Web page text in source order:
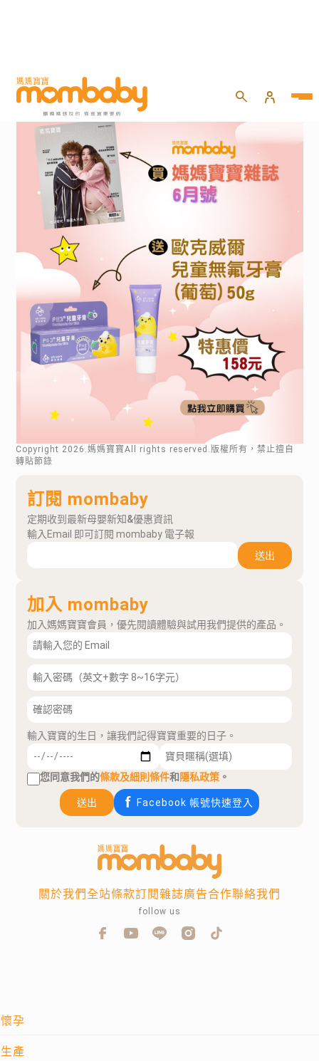
Copyright 2026 .媽媽寶寶All rights reserved.版權所有，禁止擅自
轉貼節錄
訂閱 mombaby
定期收到最新母嬰新知&優惠資訊
輸入Email 即可訂閱 mombaby 電子報
送出
加入 mombaby
加入媽媽寶寶會員，優先閱讀體驗與試用我們提供的產品。
輸入寶寶的生日，讓我們記得寶寶重要的日子。
您同意我們的條款及細則條件和隱私政策 。
送出 Facebook 帳號快速登入
懷孕
生產
關於我們全站條款訂閱雜誌廣告合作聯絡我們
follow us